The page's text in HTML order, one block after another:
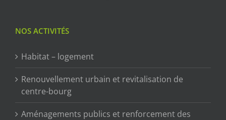
NOS ACTIVITÉS
Habitat – logement
Renouvellement urbain et revitalisation de
centre-bourg
Aménagements publics et renforcement des